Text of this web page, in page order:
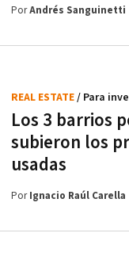
PorAndrés Sanguinetti
Los 3 barrios
subieron los
usadas
REAL ESTATE/ Para
PorIgnacio Raúl Carella